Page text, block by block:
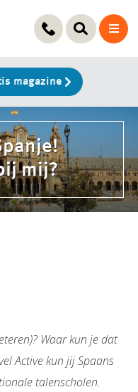
magazine
mij?
Waar kun je dat
Active kun jij Spaans
talenscholen.